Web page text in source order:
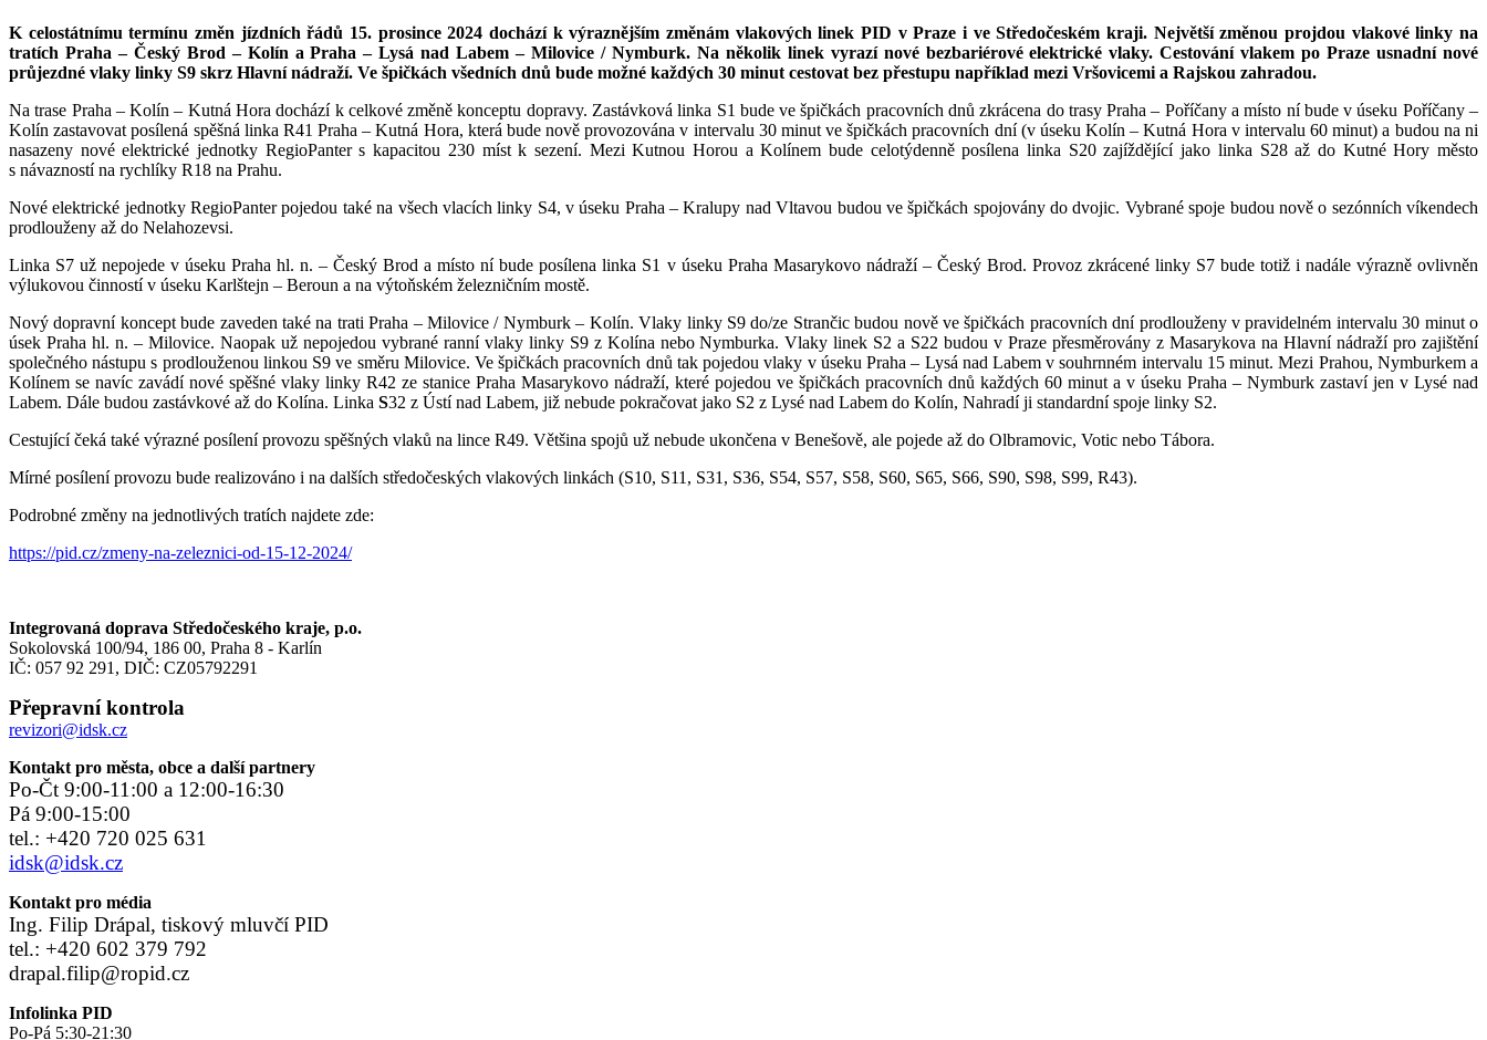
K celostátnímu termínu změn jízdních řádů 15. prosince 2024 dochází k výraznějším změnám vlakových linek PID v Praze i ve Středočeském kraji. Největší změnou projdou vlakové linky na
tratích Praha – Český Brod – Kolín a Praha – Lysá nad Labem – Milovice / Nymburk. Na několik linek vyrazí nové bezbariérové elektrické vlaky. Cestování vlakem po Praze usnadní nové
průjezdné vlaky linky S9 skrz Hlavní nádraží. Ve špičkách všedních dnů bude možné každých 30 minut cestovat bez přestupu například mezi Vršovicemi a Rajskou zahradou.
Na trase Praha – Kolín – Kutná Hora dochází k celkové změně konceptu dopravy. Zastávková linka S1 bude ve špičkách pracovních dnů zkrácena do trasy Praha – Poříčany a místo ní bude v úseku Poříčany –
Kolín zastavovat posílená spěšná linka R41 Praha – Kutná Hora, která bude nově provozována v intervalu 30 minut ve špičkách pracovních dní (v úseku Kolín – Kutná Hora v intervalu 60 minut) a budou na ni
nasazeny nové elektrické jednotky RegioPanter s kapacitou 230 míst k sezení. Mezi Kutnou Horou a Kolínem bude celotýdenně posílena linka S20 zajíždějící jako linka S28 až do Kutné Hory město
s návazností na rychlíky R18 na Prahu.
Nové elektrické jednotky RegioPanter pojedou také na všech vlacích linky S4, v úseku Praha – Kralupy nad Vltavou budou ve špičkách spojovány do dvojic. Vybrané spoje budou nově o sezónních víkendech
prodlouženy až do Nelahozevsi.
Linka S7 už nepojede v úseku Praha hl. n. – Český Brod a místo ní bude posílena linka S1 v úseku Praha Masarykovo nádraží – Český Brod. Provoz zkrácené linky S7 bude totiž i nadále výrazně ovlivněn
výlukovou činností v úseku Karlštejn – Beroun a na výtoňském železničním mostě.
Nový dopravní koncept bude zaveden také na trati Praha – Milovice / Nymburk – Kolín. Vlaky linky S9 do/ze Strančic budou nově ve špičkách pracovních dní prodlouženy v pravidelném intervalu 30 minut o
úsek Praha hl. n. – Milovice. Naopak už nepojedou vybrané ranní vlaky linky S9 z Kolína nebo Nymburka. Vlaky linek S2 a S22 budou v Praze přesměrovány z Masarykova na Hlavní nádraží pro zajištění
společného nástupu s prodlouženou linkou S9 ve směru Milovice. Ve špičkách pracovních dnů tak pojedou vlaky v úseku Praha – Lysá nad Labem v souhrnném intervalu 15 minut. Mezi Prahou, Nymburkem a
Kolínem se navíc zavádí nové spěšné vlaky linky R42 ze stanice Praha Masarykovo nádraží, které pojedou ve špičkách pracovních dnů každých 60 minut a v úseku Praha – Nymburk zastaví jen v Lysé nad
Labem. Dále budou zastávkové až do Kolína. Linka S32 z Ústí nad Labem, již nebude pokračovat jako S2 z Lysé nad Labem do Kolín, Nahradí ji standardní spoje linky S2.
Cestující čeká také výrazné posílení provozu spěšných vlaků na lince R49. Většina spojů už nebude ukončena v Benešově, ale pojede až do Olbramovic, Votic nebo Tábora.
Mírné posílení provozu bude realizováno i na dalších středočeských vlakových linkách (S10, S11, S31, S36, S54, S57, S58, S60, S65, S66, S90, S98, S99, R43).
Podrobné změny na jednotlivých tratích najdete zde:
https://pid.cz/zmeny-na-zeleznici-od-15-12-2024/
Integrovaná doprava Středočeského kraje, p.o.
Sokolovská 100/94, 186 00, Praha 8 - Karlín
IČ: 057 92 291, DIČ: CZ05792291
Přepravní kontrola
revizori@idsk.cz
Kontakt pro města, obce a další partnery
Po-Čt 9:00-11:00 a 12:00-16:30
Pá 9:00-15:00
tel.: +420 720 025 631
idsk@idsk.cz
Kontakt pro média
Ing. Filip Drápal, tiskový mluvčí PID
tel.: +420 602 379 792
drapal.filip@ropid.cz
Infolinka PID
Po-Pá 5:30-21:30